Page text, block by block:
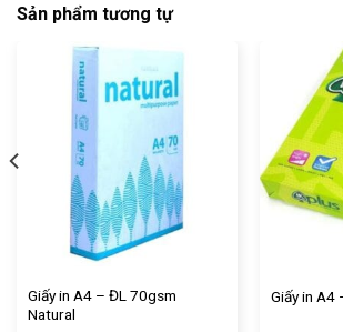
Sản phẩm tương tự
Giấy in A4 – ĐL 70gsm
Natural
Giấy in A4